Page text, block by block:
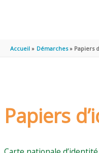
Accueil Démarches Papiers
Papiers